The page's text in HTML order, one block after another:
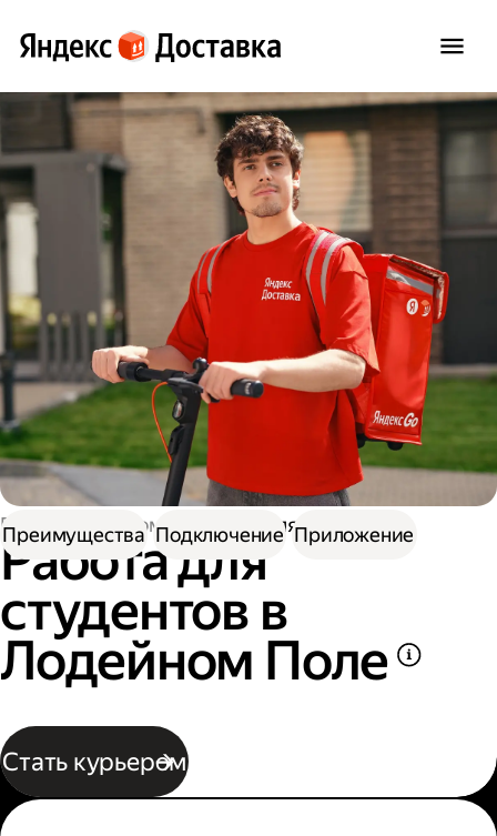
Работа курьером Работа для студентов
Работа для
студентов в
Лодейном Поле
Стать курьером
Преимущества Подключение Приложение